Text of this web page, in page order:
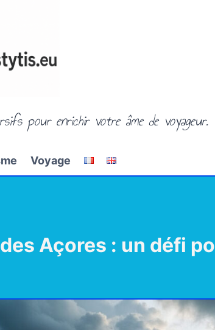
pour enrichir votre âme de voyageur.
Voyage
des Açores : un défi